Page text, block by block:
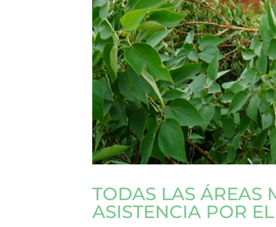
TODAS LAS ÁREAS
ASISTENCIA POR